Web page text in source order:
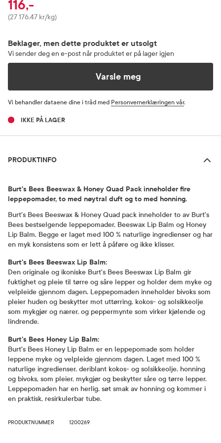
Pris
116,-
(27 176,47 kr/kg)
Beklager, men dette produktet er utsolgt
Vi sender deg en e-post når produktet er på lager igjen
Varsle meg
Vi behandler dataene dine i tråd med Personvernerklæringen vår.
IKKE PÅ LAGER
PRODUKTINFO
Burt's Bees Beeswax & Honey Quad Pack inneholder fire
leppepomader, to med nøytral duft og to med honning.
Burt's Bees Beeswax & Honey Quad pack inneholder to av Burt's
Bees bestselgende leppepomader, Beeswax Lip Balm og Honey
Lip Balm. Begge er laget med 100 % naturlige ingredienser og har
en myk konsistens som er lett å påføre og ikke klisser.
Burt's Bees Beeswax Lip Balm:
Den originale og ikoniske Burt's Bees Beeswax Lip Balm gir
fuktighet og pleie til tørre og såre lepper og holder dem myke og
velpleide gjennom dagen. Leppepomaden inneholder bivoks som
pleier huden og beskytter mot uttørring, kokos- og solsikkeolje
som mykgjør og nærer, og peppermynte som virker kjølende og
lindrende.
Burt's Bees Honey Lip Balm:
Burt's Bees Honey Lip Balm er en leppepomade som holder
leppene myke og velpleide gjennom dagen. Laget med 100 %
naturlige ingredienser, deriblant kokos- og solsikkeolje, honning
og bivoks, som pleier, mykgjør og beskytter såre og tørre lepper.
Leppepomaden har en herlig, søt smak av honning og kommer i
en praktisk, resirkulerbar tube.
PRODUKTNUMMER 1200269